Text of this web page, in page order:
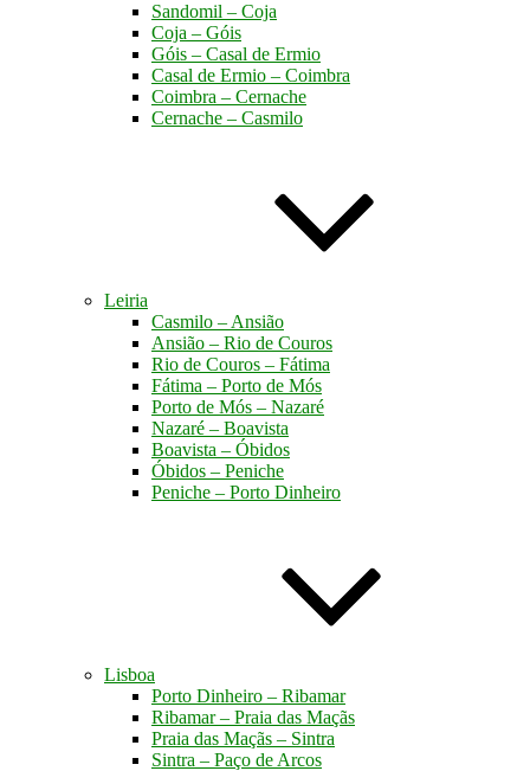
Sandomil – Coja
Coja – Góis
Góis – Casal de Ermio
Casal de Ermio – Coimbra
Coimbra – Cernache
Cernache – Casmilo
Leiria
Casmilo – Ansião
Ansião – Rio de Couros
Rio de Couros – Fátima
Fátima – Porto de Mós
Porto de Mós – Nazaré
Nazaré – Boavista
Boavista – Óbidos
Óbidos – Peniche
Peniche – Porto Dinheiro
Lisboa
Porto Dinheiro – Ribamar
Ribamar – Praia das Maçãs
Praia das Maçãs – Sintra
Sintra – Paço de Arcos